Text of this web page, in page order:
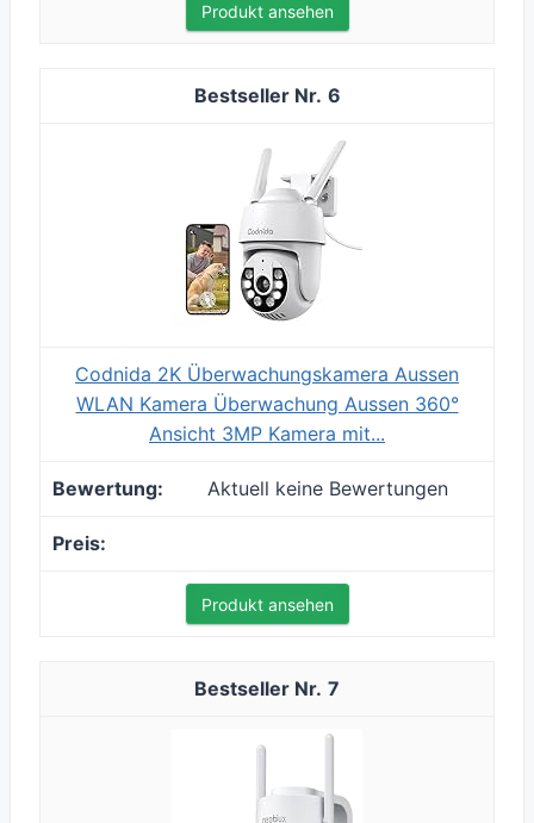
Produkt ansehen
6
Codnida 2K Überwachungskamera Aussen
WLAN Kamera Überwachung Aussen 360°
Ansicht 3MP Kamera mit...
Aktuell keine Bewertungen
Produkt ansehen
7